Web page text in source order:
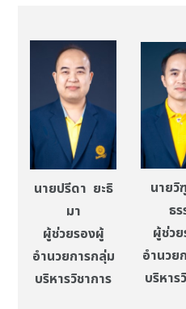
นายปรีดา ยะธิ
มา
ผู้ช่วยรองผู้
อำนวยการกลุ่ม
บริหารวิชาการ
นายวิ
ธ
ผู้ช่ว
อำนวย
บริหาร